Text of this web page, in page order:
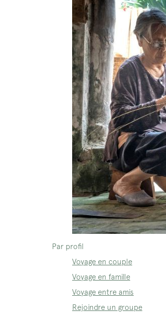
Par profil
Voyage en couple
Voyage en famille
Voyage entre amis
Rejoindre un groupe